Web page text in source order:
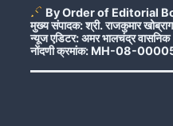
By Order of Editorial
मुख्य संपादक: श्री. राजकुमार
न्यूज एडिटर: अमर भालचंद्र वासनिक
नोंदणी क्रमांक: MH-08-